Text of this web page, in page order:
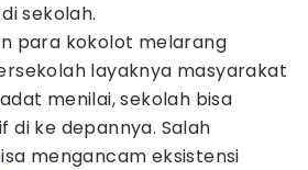
sekolah.
para kokolot melarang
layaknya masyarakat
menilai, sekolah bisa
di ke depannya. Salah
mengancam eksistensi